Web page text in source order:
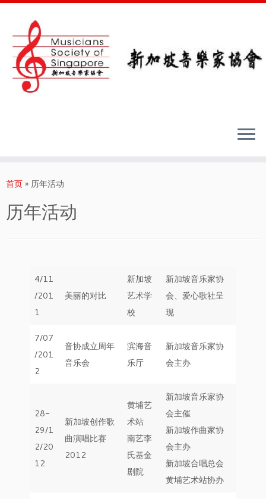
to首页 » 历年活动
历年活动
4/11
/201
1
美丽的对比
新加坡
艺术学
校
新加坡音乐家协
会、爱心歌社呈
现
7/07
/201
2
音协成立周年
音乐会
滨海音
乐厅
新加坡音乐家协
会主办
28-
29/1
2/20
12
新加坡创作歌
曲演唱比赛
2012
黄埔艺
术站
南艺李
氏基金
剧院
新加坡音乐家协
会主催
新加坡作曲家协
会主办
新加坡合唱总会
黄埔艺术站协办